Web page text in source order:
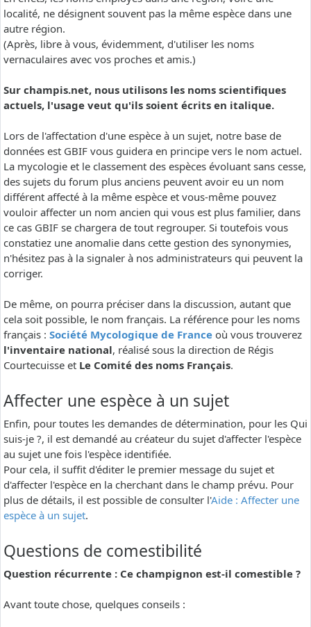
localité, ne désignent souvent pas la même espèce dans une
autre région.
(Après, libre à vous, évidemment, d'utiliser les noms
vernaculaires avec vos proches et amis.)
Sur champis.net, nous utilisons les noms scientifiques
actuels, l'usage veut qu'ils soient écrits en italique.
Lors de l'affectation d'une espèce à un sujet, notre base de
données est GBIF vous guidera en principe vers le nom actuel.
La mycologie et le classement des espèces évoluant sans cesse,
des sujets du forum plus anciens peuvent avoir eu un nom
différent affecté à la même espèce et vous-même pouvez
vouloir affecter un nom ancien qui vous est plus familier, dans
ce cas GBIF se chargera de tout regrouper. Si toutefois vous
constatiez une anomalie dans cette gestion des synonymies,
n'hésitez pas à la signaler à nos administrateurs qui peuvent la
corriger.
De même, on pourra préciser dans la discussion, autant que
cela soit possible, le nom français. La référence pour les noms
français : Société Mycologique de France où vous trouverez
l'inventaire national, réalisé sous la direction de Régis
Courtecuisse et Le Comité des noms Français.
Affecter une espèce à un sujet
Enfin, pour toutes les demandes de détermination, pour les Qui
suis-je ?, il est demandé au créateur du sujet d'affecter l'espèce
au sujet une fois l'espèce identifiée.
Pour cela, il suffit d'éditer le premier message du sujet et
d'affecter l'espèce en la cherchant dans le champ prévu. Pour
plus de détails, il est possible de consulter l'Aide : Affecter une
espèce à un sujet.
Questions de comestibilité
Question récurrente : Ce champignon est-il comestible ?
Avant toute chose, quelques conseils :